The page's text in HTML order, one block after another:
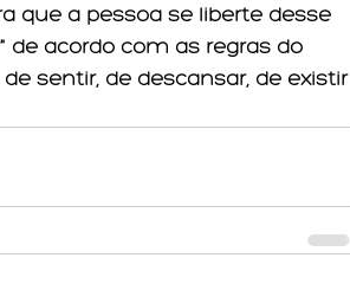
que a pessoa se liberte desse
de acordo com as regras do
sentir, de descansar, de existir